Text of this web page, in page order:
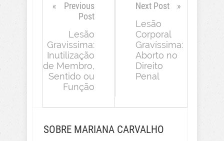
Previous
Post
Lesão
Gravíssima:
Inutilização
de Membro,
Sentido ou
Função
Next Post
Lesão
Corporal
Gravíssima:
Aborto no
Direito
Penal
SOBRE MARIANA CARVALHO